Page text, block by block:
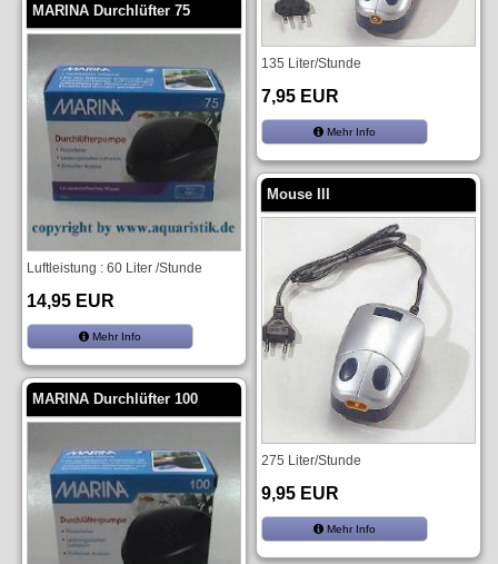
MARINA Durchlüfter 75
Luftleistung : 60 Liter /Stunde
14,95 EUR
Mehr Info
MARINA Durchlüfter 100
135 Liter/Stunde
7,95 EUR
Mehr Info
Mouse III
275 Liter/Stunde
9,95 EUR
Mehr Info